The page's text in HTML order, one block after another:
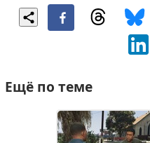
Ещё по теме